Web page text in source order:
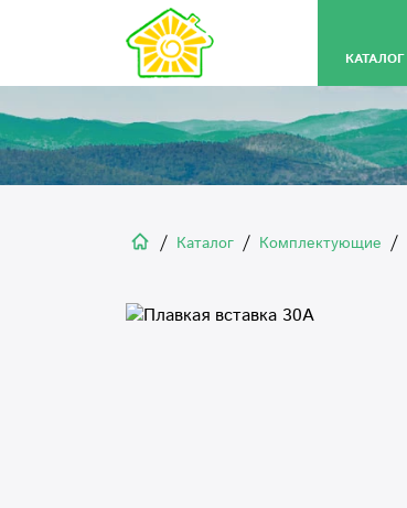
КАТАЛОГ
/ Каталог / Комплектующие /